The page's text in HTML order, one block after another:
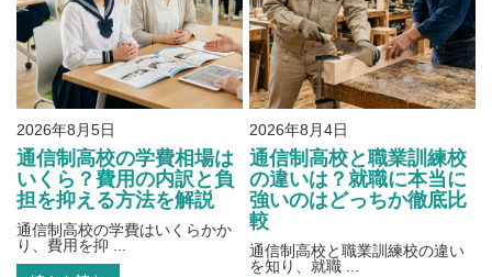
2026年8月5日
通信制高校の学費相場は
いくら？費用の内訳と負
担を抑える方法を解説
通信制高校の学費はいくらかか
り、費用を抑 ...
2026年8月4日
通信制高校と職業訓練校
の違いは？就職に本当に
強いのはどっちか徹底比
較
通信制高校と職業訓練校の違い
を知り、就職 ...